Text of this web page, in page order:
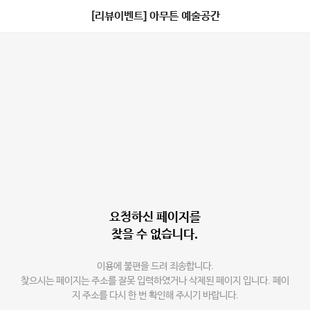
[리뷰이벤트] 아무튼 예술공간
요청하신 페이지를
찾을 수 없습니다.
이용에 불편을 드려 죄송합니다.
찾으시는 페이지는 주소를 잘못 입력하였거나 삭제된 페이지 입니다. 페이
지 주소를 다시 한 번 확인해 주시기 바랍니다.